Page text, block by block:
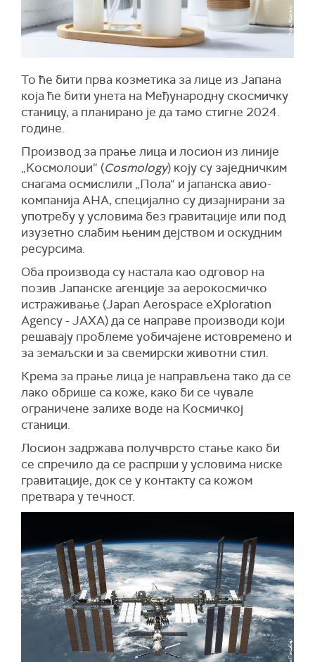
То ће бити прва козметика за лице из Јапана
која ће бити унета на Међународну скосмичку
станицу, а планирано је да тамо стигне 2024.
године.
Производ за прање лица и лосион из линије
„Космолоџи“ (Cosmology) коју су заједничким
снагама осмислили „Пола“ и јапанска авио-
компанија АНА, специјално су дизајнирани за
употребу у условима без гравитације или под
изузетно слабим њеним дејством и оскудним
ресурсима.
Оба производа су настала као одговор на
позив Јапанске агенције за аерокосмичко
истраживање (Japan Aerospace eXploration
Agency - JAXA) да се направе производи који
решавају проблеме уобичајене истовремено и
за земаљски и за свемирски животни стил.
Крема за прање лица је направљена тако да се
лако обрише са коже, како би се чувале
ограничене залихе воде на Космичкој
станици.
Лосион задржава получврсто стање како би
се спречило да се распрши у условима ниске
гравитације, док се у контакту са кожом
претвара у течност.